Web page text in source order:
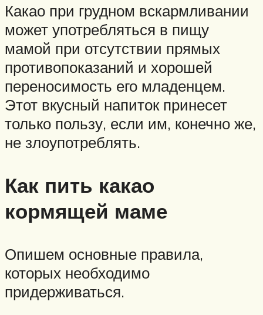
Какао при грудном вскармливании
может употребляться в пищу
мамой при отсутствии прямых
противопоказаний и хорошей
переносимость его младенцем.
Этот вкусный напиток принесет
только пользу, если им, конечно же,
не злоупотреблять.
Как пить какао
кормящей маме
Опишем основные правила,
которых необходимо
придерживаться.